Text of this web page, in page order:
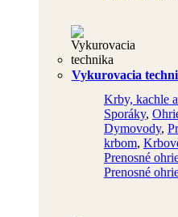
Vykurovacia
Krby, kachle
Sporáky,
Dymovody,
krbom,
Prenosné
Prenosné